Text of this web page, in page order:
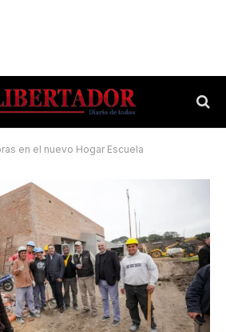
en el nuevo Hogar Escuela